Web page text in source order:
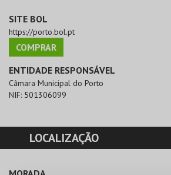
SITE BOL
https://porto.bol.pt
COMPRAR
ENTIDADE RESPONSÁVEL
Câmara Municipal do Porto
NIF: 501306099
LOCALIZAÇÃO